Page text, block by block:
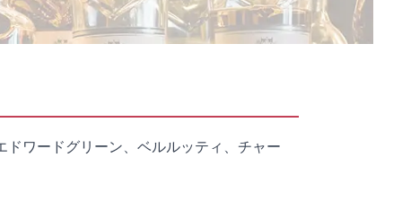
ワードグリーン、ベルルッティ、チャー